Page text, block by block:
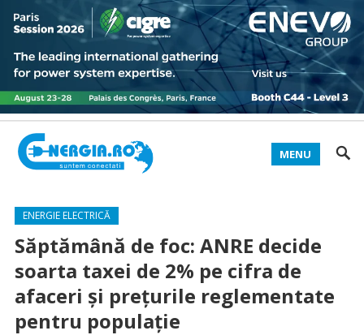
MENU
ENERGIE ELECTRICĂ
Săptămână de foc: ANRE decide
soarta taxei de 2% pe cifra de
afaceri şi preţurile reglementate
pentru populaţie